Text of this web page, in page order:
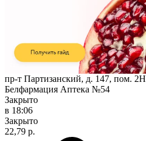
пр-т Партизанский, д. 147, пом. 2Н
Белфармация Аптека №54
Закрыто
в 18:06
Закрыто
22,79 р.